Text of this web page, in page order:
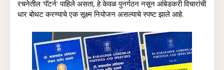
रचनेतील 'पॅटर्न' पाहिले असता, हे केवळ पुनर्गठन नसून आंबेडकरी विचारांची
धार बोथट करण्याचे एक सूक्ष्म नियोजन असल्याचे स्पष्ट झाले आहे.